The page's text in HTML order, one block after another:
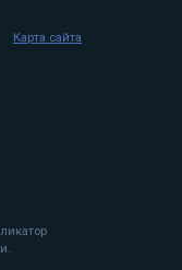
Карта сайта